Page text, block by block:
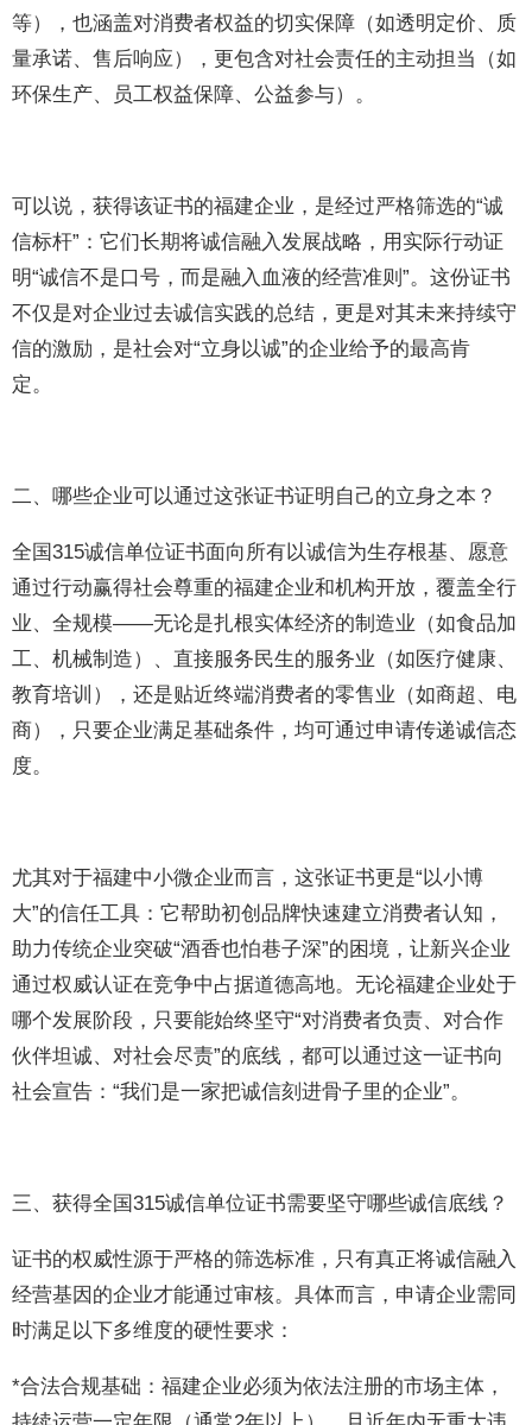
等），也涵盖对消费者权益的切实保障（如透明定价、质
量承诺、售后响应），更包含对社会责任的主动担当（如
环保生产、员工权益保障、公益参与）。
可以说，获得该证书的福建企业，是经过严格筛选的“诚
信标杆”：它们长期将诚信融入发展战略，用实际行动证
明“诚信不是口号，而是融入血液的经营准则”。这份证书
不仅是对企业过去诚信实践的总结，更是对其未来持续守
信的激励，是社会对“立身以诚”的企业给予的最高肯
定。
二、哪些企业可以通过这张证书证明自己的立身之本？
全国315诚信单位证书面向所有以诚信为生存根基、愿意
通过行动赢得社会尊重的福建企业和机构开放，覆盖全行
业、全规模——无论是扎根实体经济的制造业（如食品加
工、机械制造）、直接服务民生的服务业（如医疗健康、
教育培训），还是贴近终端消费者的零售业（如商超、电
商），只要企业满足基础条件，均可通过申请传递诚信态
度。
尤其对于福建中小微企业而言，这张证书更是“以小博
大”的信任工具：它帮助初创品牌快速建立消费者认知，
助力传统企业突破“酒香也怕巷子深”的困境，让新兴企业
通过权威认证在竞争中占据道德高地。无论福建企业处于
哪个发展阶段，只要能始终坚守“对消费者负责、对合作
伙伴坦诚、对社会尽责”的底线，都可以通过这一证书向
社会宣告：“我们是一家把诚信刻进骨子里的企业”。
三、获得全国315诚信单位证书需要坚守哪些诚信底线？
证书的权威性源于严格的筛选标准，只有真正将诚信融入
经营基因的企业才能通过审核。具体而言，申请企业需同
时满足以下多维度的硬性要求：
*合法合规基础：福建企业必须为依法注册的市场主体，